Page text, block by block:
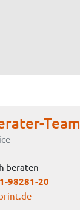
Team
beraten
98281-20